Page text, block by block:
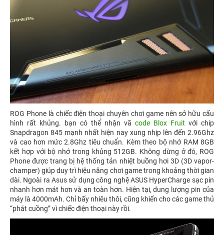
ROG Phone là chiếc điện thoại chuyên chơi game nên sở hữu cấu
hình rất khủng. bạn có thể nhận vã code Blox Fruit với chip
Snapdragon 845 mạnh nhất hiện nay xung nhịp lên đến 2.96Ghz
và cao hơn mức 2.8Ghz tiêu chuẩn. Kèm theo bộ nhớ RAM 8GB
kết hợp với bộ nhớ trong khủng 512GB. Không dừng ở đó, ROG
Phone được trang bị hệ thống tản nhiệt buồng hơi 3D (3D vapor-
champer) giúp duy trì hiệu năng chơi game trong khoảng thời gian
dài. Ngoài ra Asus sử dụng công nghệ ASUS HyperCharge sạc pin
nhanh hơn mát hơn và an toàn hơn. Hiện tại, dung lượng pin của
máy là 4000mAh. Chỉ bấy nhiêu thôi, cũng khiến cho các game thủ
“phát cuồng” vì chiếc điện thoại này rồi.